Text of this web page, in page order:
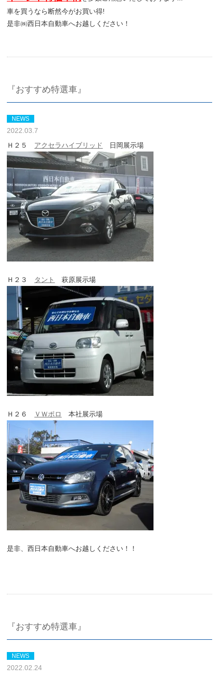
車を買うなら断然今がお買い得!
是非㈱西日本自動車へお越しください！
『おすすめ特選車』
NEWS
2022.03.7
Ｈ２５ アクセラハイブリッド 日岡展示場
Ｈ２３ タント 萩原展示場
Ｈ２６ ＶＷポロ 本社展示場
是非、西日本自動車へお越しください！！
『おすすめ特選車』
NEWS
2022.02.24